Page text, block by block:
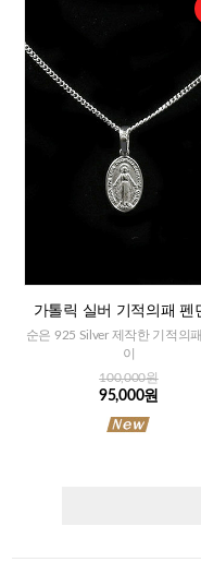
가톨릭 실버 기적의패 펜
+목걸이줄
순은 925 Silver 제작한 기적의
이
100,000원
95,000원